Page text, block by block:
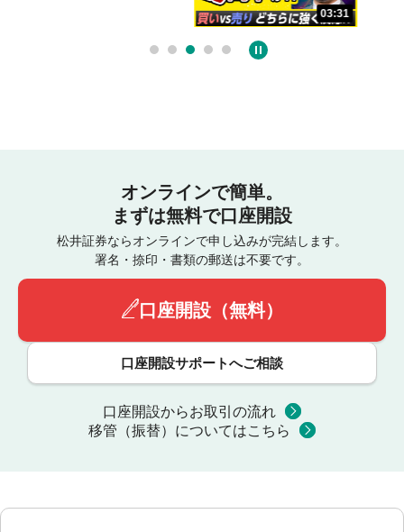
03:31
オンラインで簡単。
まずは無料で口座開設
松井証券ならオンラインで申し込みが完結します。
署名・捺印・書類の郵送は不要です。
口座開設（無料）
口座開設サポートへご相談
口座開設からお取引の流れ
移管（振替）についてはこちら